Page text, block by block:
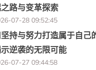
路与变革探索
07-28 09:52:45
持与努力打造属于自己
逆袭的无限可能
07-27 09:44:58